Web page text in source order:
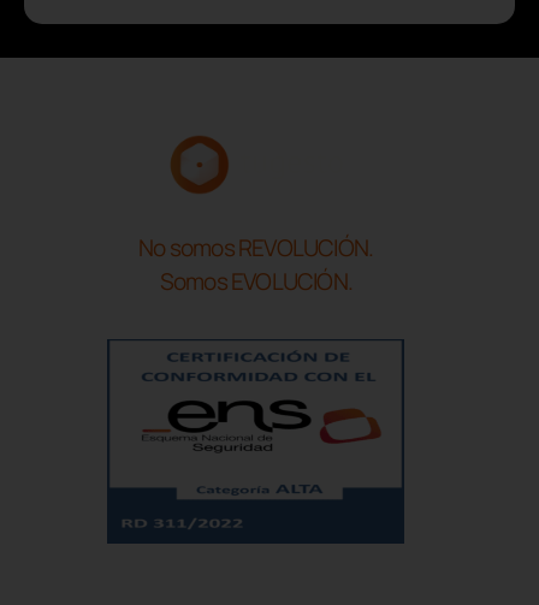
No somos REVOLUCIÓN.
Somos EVOLUCIÓN.